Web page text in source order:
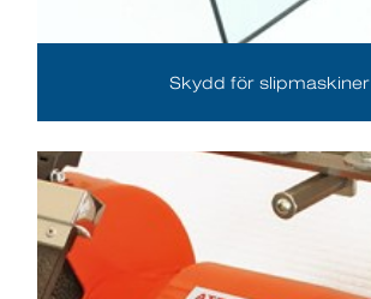
Skydd för slipmaskiner